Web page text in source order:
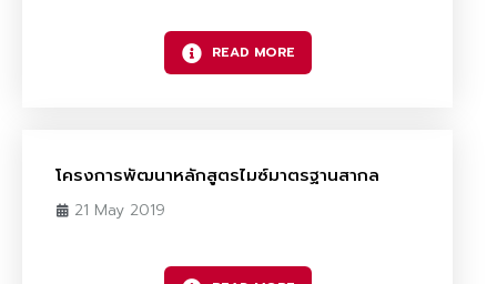
READ MORE
โครงการพัฒนาหลักสูตรไมซ์มาตรฐานสากล
21 May 2019